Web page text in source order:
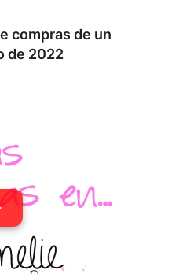
compras de un
de 2022